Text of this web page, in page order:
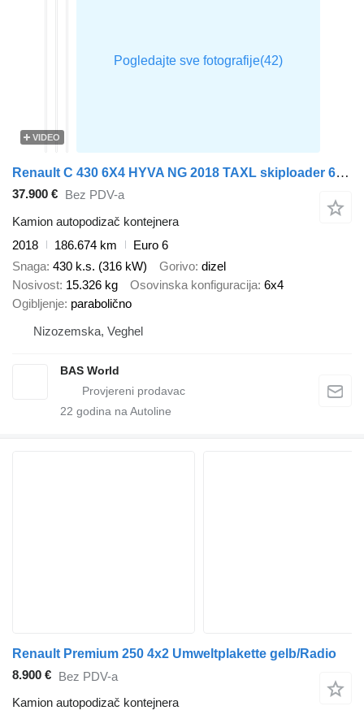
VIDEO
Renault C 430 6X4 HYVA NG 2018 TAXL skiploader 6x4 Big-Axle Automatic Eu
37.900 € Bez PDV-a
Kamion autopodizač kontejnera
2018
186.674 km
Euro 6
Snaga 430 k.s. (316 kW) Gorivo dizel
Nosivost 15.326 kg Osovinska konfiguracija 6x4
Ogibljenje parabolično
Nizozemska, Veghel
BAS World
22 godina na Autoline
Renault Premium 250 4x2 Umweltplakette gelb/Radio
8.900 € Bez PDV-a
Kamion autopodizač kontejnera